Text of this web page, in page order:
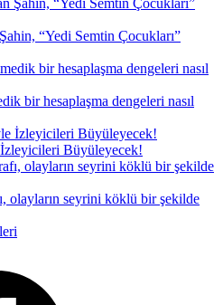
“Yedi Semtin Çocukları”
bir hesaplaşma dengeleri nasıl
Büyüleyecek!
olayların seyrini köklü bir şekilde